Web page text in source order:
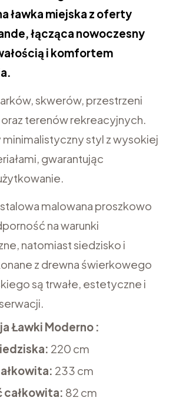
ławka miejska z oferty
łącząca nowoczesny
i komfortem
skwerów, przestrzeni
terenów rekreacyjnych.
minimalistyczny styl z wysokiej
gwarantując
malowana proszkowo
na warunki
natomiast siedzisko i
z drewna świerkowego
są trwałe, estetyczne i
Ławki Moderno :
220 cm
233 cm
całkowita: 82 cm